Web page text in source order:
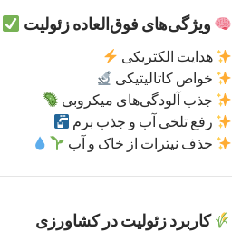
ویژگی‌های فوق‌العاده زئولیت
هدایت الکتریکی
خواص کاتالیتیکی
جذب آلودگی‌های میکروبی
رفع تلخی آب و جذب برم
حذف نیترات از خاک و آب
کاربرد زئولیت در کشاورزی